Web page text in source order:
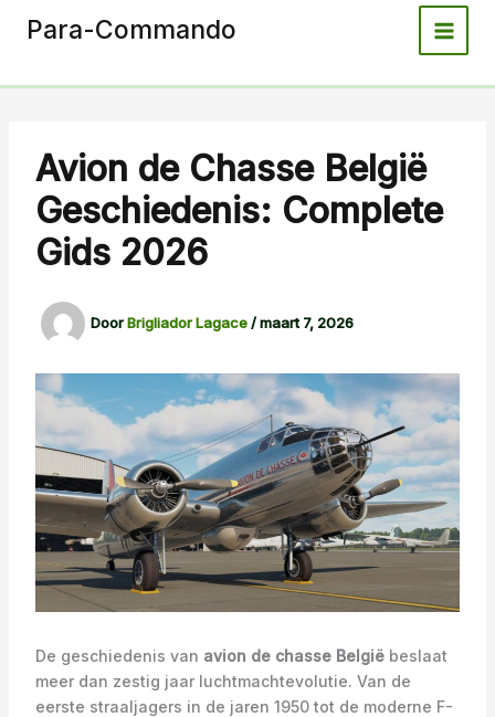
naar
inhoud
Para-Commando
Avion de Chasse België
Geschiedenis: Complete
Gids 2026
DoorBrigliador Lagace/maart 7, 2026
De geschiedenis van avion de chasse Belgiëbeslaat
meer dan zestig jaar luchtmachtevolutie. Van de
eerste straaljagers in de jaren 1950 tot de moderne F-